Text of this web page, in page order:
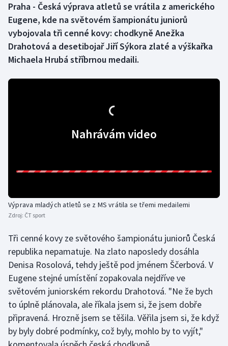
Boby a skeleton
Box
Curling
Házená
Jezdectví
Judo
Krasobruslení
Lezení
Lyže a snowboard
AZ kvíz
Praha - Česká výprava atletů se vrátila z amerického
Eugene, kde na světovém šampionátu juniorů
vybojovala tři cenné kovy: chodkyně Anežka
Drahotová a desetibojař Jiří Sýkora zlaté a výškařka
Michaela Hrubá stříbrnou medaili.
Nahrávám video
Výprava mladých atletů se z MS vrátila se třemi medailemi
Zdroj: ČT sport
Tři cenné kovy ze světového šampionátu juniorů Česká
republika nepamatuje. Na zlato naposledy dosáhla
Denisa Rosolová, tehdy ještě pod jménem Ščerbová. V
Eugene stejné umístění zopakovala nejdříve ve
světovém juniorském rekordu Drahotová. "Ne že bych
to úplně plánovala, ale říkala jsem si, že jsem dobře
připravená. Hrozně jsem se těšila. Věřila jsem si, že když
by byly dobré podmínky, což byly, mohlo by to vyjít,"